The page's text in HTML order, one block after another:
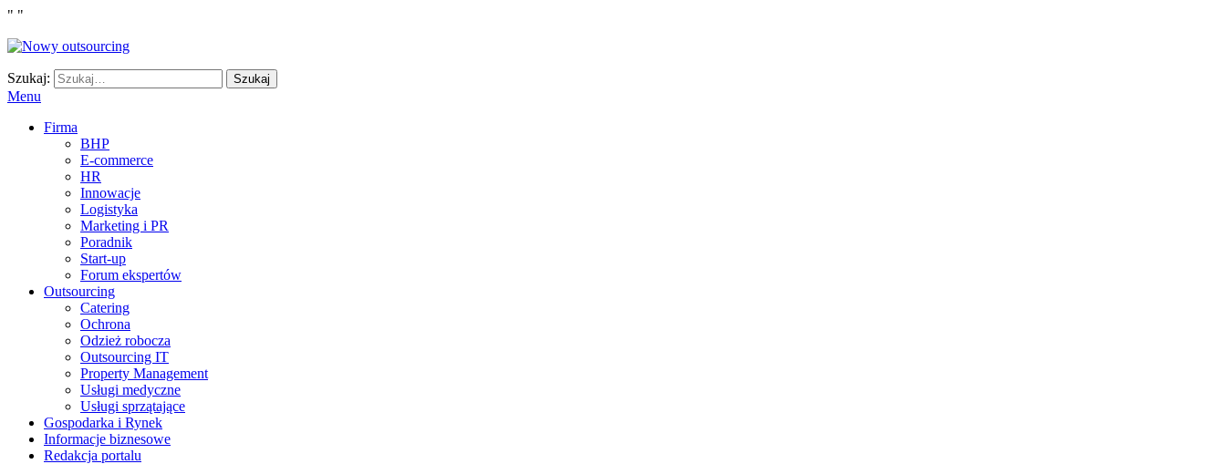
" "
Szukaj: Szukaj
Menu
Firma
BHP
E-commerce
HR
Innowacje
Logistyka
Marketing i PR
Poradnik
Start-up
Forum ekspertów
Outsourcing
Catering
Ochrona
Odzież robocza
Outsourcing IT
Property Management
Usługi medyczne
Usługi sprzątające
Gospodarka i Rynek
Informacje biznesowe
Redakcja portalu